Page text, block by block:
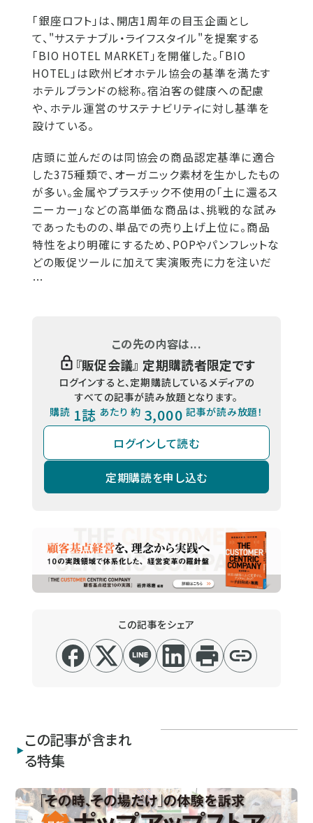
「銀座ロフト」は、開店1周年の目玉企画とし
て、"サステナブル・ライフスタイル"を提案する
「BIO HOTEL MARKET」を開催した。「BIO
HOTEL」は欧州ビオホテル協会の基準を満たす
ホテルブランドの総称。宿泊客の健康への配慮
や、ホテル運営のサステナビリティに対し基準を
設けている。
店頭に並んだのは同協会の商品認定基準に適合
した375種類で、オーガニック素材を生かしたもの
が多い。金属やプラスチック不使用の「土に還るス
ニーカー」などの高単価な商品は、挑戦的な試み
であったものの、単品での売り上げ上位に。商品
特性をより明確にするため、POPやパンフレットな
どの販促ツールに加えて実演販売に力を注いだ
…
この先の内容は...
『販促会議』 定期購読者限定です
ログインすると、定期購読しているメディアの
すべての記事が読み放題となります。
購読 1誌 あたり 約 3,000 記事が読み放題！
ログインして読む
定期購読を申し込む
この記事をシェア
この記事が含まれ
る特集